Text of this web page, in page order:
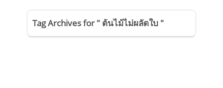
Tag Archives for " ต้นไม้ไม่ผลัดใบ "